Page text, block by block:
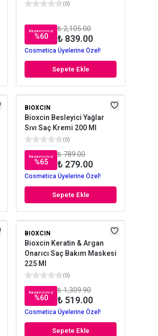
(0)
Kazancınız
%60
₺ 2,105.00
₺ 839.00
Cosmetica Üyelerine Özel!
Sepete Ekle
BIOXCIN
Bioxcin Besleyici Yağlar
Sıvı Saç Kremi 200 Ml
(0)
Kazancınız
%65
₺ 789.00
₺ 279.00
Cosmetica Üyelerine Özel!
Sepete Ekle
BIOXCIN
Bioxcin Keratin & Argan
Onarıcı Saç Bakım Maskesi
225 Ml
(0)
Kazancınız
%60
₺ 1,309.90
₺ 519.00
Cosmetica Üyelerine Özel!
Sepete Ekle